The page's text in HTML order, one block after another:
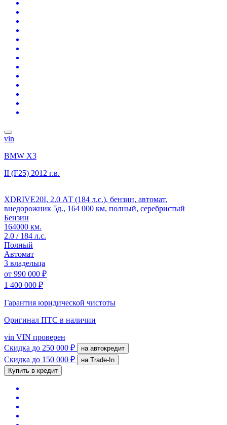
vin
BMW X3
II (F25) 2012 г.в.
XDRIVE20I, 2.0 АТ (184 л.с.), бензин, автомат,
внедорожник 5д., 164 000 км, полный, серебристый
Бензин
164000 км.
2.0 / 184 л.с.
Полный
Автомат
3 владельца
от 990 000 ₽
1 400 000 ₽
Гарантия юридической чистоты
Оригинал ПТС в наличии
vin VIN проверен
Скидка до 250 000 ₽ на автокредит
Скидка до 150 000 ₽
на Trade-In
Купить в кредит